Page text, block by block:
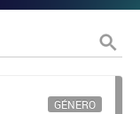
GÉNERO